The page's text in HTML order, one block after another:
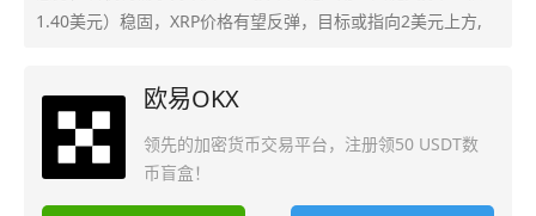
1.40美元）稳固，XRP价格有望反弹，目标或指向2美元上方,
欧易OKX
领先的加密货币交易平台，注册领50 USDT数
币盲盒！